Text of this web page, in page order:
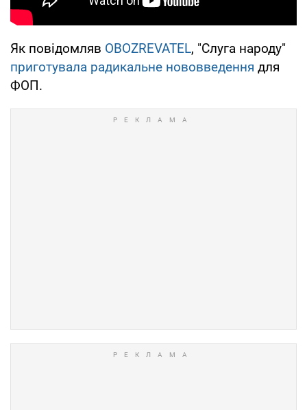
Як повідомляв OBOZREVATEL, "Слуга народу"
приготувала радикальне нововведення для
ФОП.